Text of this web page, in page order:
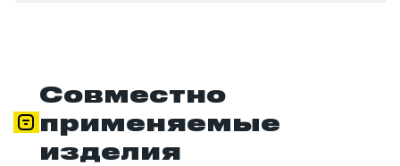
Совместно
применяемые
изделия